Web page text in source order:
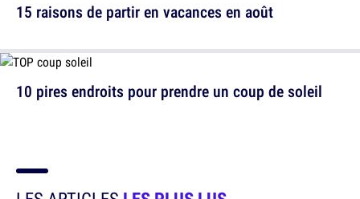
15 raisons de partir en vacances en août
10 pires endroits pour prendre un coup de soleil